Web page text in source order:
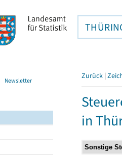
Newsletter Zurück |
in